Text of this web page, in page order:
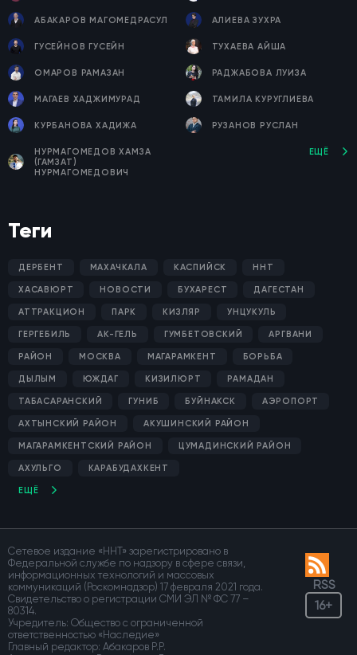
АБАКАРОВ МАГОМЕДРАСУЛ АЛИЕВА ЗУХРА
ГУСЕЙНОВ ГУСЕЙН ТУХАЕВА АЙША
ОМАРОВ РАМАЗАН РАДЖАБОВА ЛУИЗА
МАГАЕВ ХАДЖИМУРАД ТАМИЛА КУРУГЛИЕВА
КУРБАНОВА ХАДИЖА РУЗАНОВ РУСЛАН
НУРМАГОМЕДОВ ХАМЗА
(ГАМЗАТ)
НУРМАГОМЕДОВИЧ
ЕЩЁ
Теги
ДЕРБЕНТ МАХАЧКАЛА КАСПИЙСК ННТ
ХАСАВЮРТ НОВОСТИ БУХАРЕСТ ДАГЕСТАН
АТТРАКЦИОН ПАРК КИЗЛЯР УНЦУКУЛЬ
ГЕРГЕБИЛЬ АК-ГЕЛЬ ГУМБЕТОВСКИЙ АРГВАНИ
РАЙОН МОСКВА МАГАРАМКЕНТ БОРЬБА
ДЫЛЫМ ЮЖДАГ КИЗИЛЮРТ РАМАДАН
ТАБАСАРАНСКИЙ ГУНИБ БУЙНАКСК АЭРОПОРТ
АХТЫНСКИЙ РАЙОН АКУШИНСКИЙ РАЙОН
МАГАРАМКЕНТСКИЙ РАЙОН ЦУМАДИНСКИЙ РАЙОН
АХУЛЬГО КАРАБУДАХКЕНТ
ЕЩЁ
Сетевое издание «ННТ» зарегистрировано в
Федеральной службе по надзору в сфере связи,
информационных технологий и массовых
коммуникаций (Роскомнадзор) 17 февраля 2021 года.
Свидетельство о регистрации СМИ ЭЛ № ФС 77 –
80314.
Учредитель: Общество с ограниченной
ответственностью «Наследие»
Главный редактор: Абакаров Р.Р.
RSS
16+